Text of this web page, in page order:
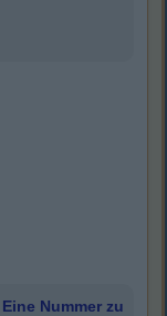
Nummer zu